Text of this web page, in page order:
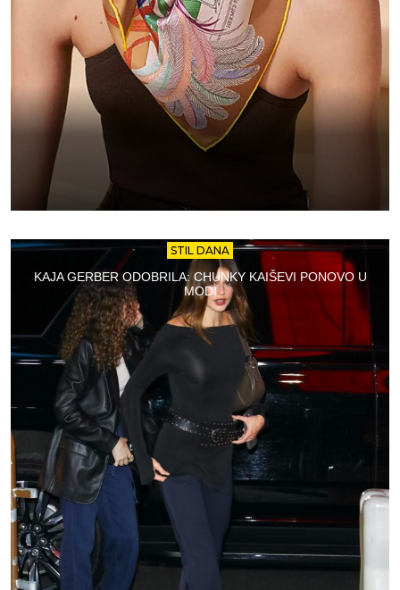
STIL DANA
KAJA GERBER ODOBRILA: CHUNKY KAIŠEVI PONOVO U
MODI